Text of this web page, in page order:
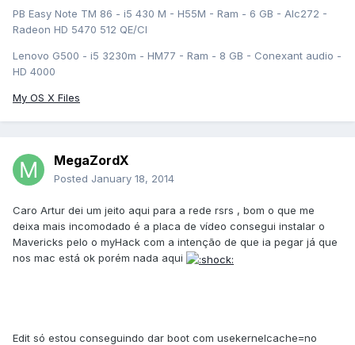
PB Easy Note TM 86 - i5 430 M - H55M - Ram - 6 GB - Alc272 -
Radeon HD 5470 512 QE/CI
Lenovo G500 - i5 3230m - HM77 - Ram - 8 GB - Conexant audio -
HD 4000
My OS X Files
MegaZordX
Posted January 18, 2014
Caro Artur dei um jeito aqui para a rede rsrs , bom o que me
deixa mais incomodado é a placa de vídeo consegui instalar o
Mavericks pelo o myHack com a intenção de que ia pegar já que
nos mac está ok porém nada aqui
Edit só estou conseguindo dar boot com usekernelcache=no